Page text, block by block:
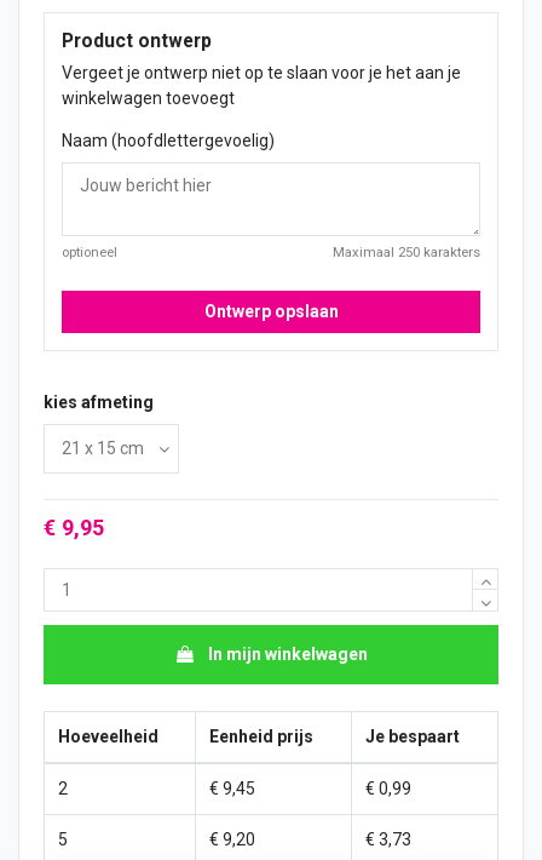
Product ontwerp
Vergeet je ontwerp niet op te slaan voor je het aan je
winkelwagen toevoegt
Naam (hoofdlettergevoelig)
optioneel Maximaal 250 karakters
Ontwerp opslaan
kies afmeting
€ 9,95
In mijn winkelwagen
Hoeveelheid Eenheid prijs Je bespaart
2 € 9,45 € 0,99
5 € 9,20 € 3,73